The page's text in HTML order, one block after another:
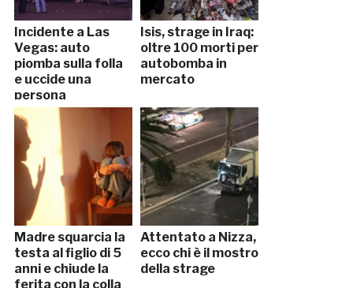
Incidente a Las
Vegas: auto
piomba sulla folla
e uccide una
persona
Isis, strage in Iraq:
oltre 100 morti per
autobomba in
mercato
Madre squarcia la
testa al figlio di 5
anni e chiude la
ferita con la colla
Attentato a Nizza,
ecco chi è il mostro
della strage